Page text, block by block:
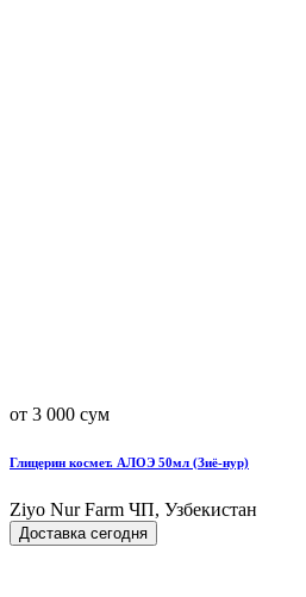
от 3 000 сум
Глицерин космет. АЛОЭ 50мл (Зиё-нур)
Ziyo Nur Farm ЧП, Узбекистан
Доставка сегодня